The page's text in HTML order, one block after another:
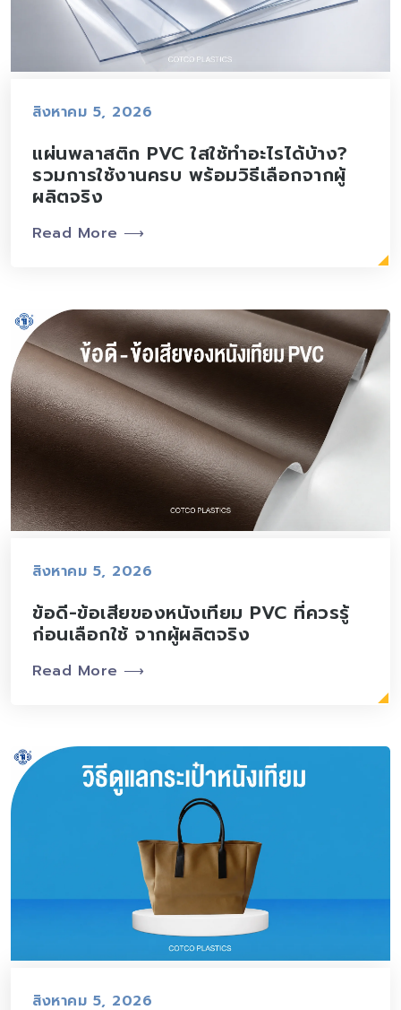
สิงหาคม 5, 2026
แผ่นพลาสติก PVC ใสใช้ทำอะไรได้บ้าง?
รวมการใช้งานครบ พร้อมวิธีเลือกจากผู้
ผลิตจริง
Read More ⟶
สิงหาคม 5, 2026
ข้อดี-ข้อเสียของหนังเทียม PVC ที่ควรรู้
ก่อนเลือกใช้ จากผู้ผลิตจริง
Read More ⟶
สิงหาคม 5, 2026